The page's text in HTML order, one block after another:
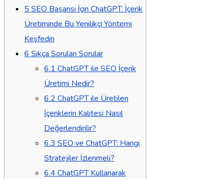
5 SEO Başarısı İçin ChatGPT: İçerik
Üretiminde Bu Yenilikçi Yöntemi
Keşfedin
6 Sıkça Sorulan Sorular
6.1 ChatGPT ile SEO İçerik
Üretimi Nedir?
6.2 ChatGPT ile Üretilen
İçeriklerin Kalitesi Nasıl
Değerlendirilir?
6.3 SEO ve ChatGPT: Hangi
Stratejiler İzlenmeli?
6.4 ChatGPT Kullanarak